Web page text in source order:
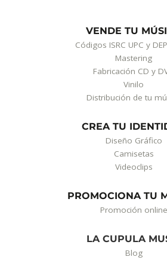
VENDE TU
Códigos ISRC UPC y
Mastering
Fabricación CD y
Vinilo
Distribución de tu
CREA TU
Diseño Gráfico
Camisetas
Videoclips
PROMOCIONA TU
Promoción online
LA CUPULA
Blog